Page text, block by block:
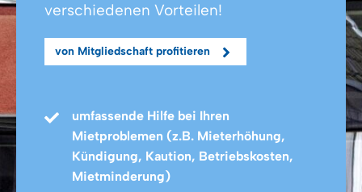
verschiedenen Vorteilen!
von Mitgliedschaft profitieren
umfassende Hilfe bei Ihren
Mietproblemen (z.B. Mieterhöhung,
Kündigung, Kaution, Betriebskosten,
Mietminderung)